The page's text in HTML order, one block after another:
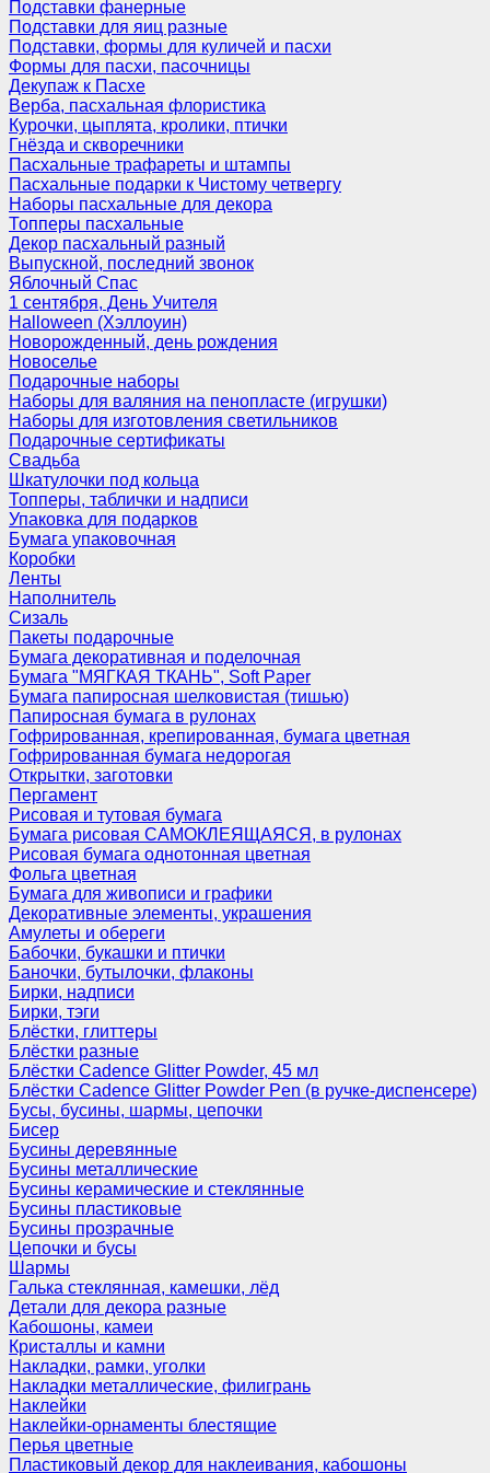
Подставки фанерные
Подставки для яиц разные
Подставки, формы для куличей и пасхи
Формы для пасхи, пасочницы
Декупаж к Пасхе
Верба, пасхальная флористика
Курочки, цыплята, кролики, птички
Гнёзда и скворечники
Пасхальные трафареты и штампы
Пасхальные подарки к Чистому четвергу
Наборы пасхальные для декора
Топперы пасхальные
Декор пасхальный разный
Выпускной, последний звонок
Яблочный Спас
1 сентября, День Учителя
Halloween (Хэллоуин)
Новорожденный, день рождения
Новоселье
Подарочные наборы
Наборы для валяния на пенопласте (игрушки)
Наборы для изготовления светильников
Подарочные сертификаты
Свадьба
Шкатулочки под кольца
Топперы, таблички и надписи
Упаковка для подарков
Бумага упаковочная
Коробки
Ленты
Наполнитель
Сизаль
Пакеты подарочные
Бумага декоративная и поделочная
Бумага "МЯГКАЯ ТКАНЬ", Soft Paper
Бумага папиросная шелковистая (тишью)
Папиросная бумага в рулонах
Гофрированная, крепированная, бумага цветная
Гофрированная бумага недорогая
Открытки, заготовки
Пергамент
Рисовая и тутовая бумага
Бумага рисовая САМОКЛЕЯЩАЯСЯ, в рулонах
Рисовая бумага однотонная цветная
Фольга цветная
Бумага для живописи и графики
Декоративные элементы, украшения
Амулеты и обереги
Бабочки, букашки и птички
Баночки, бутылочки, флаконы
Бирки, надписи
Бирки, тэги
Блёстки, глиттеры
Блёстки разные
Блёстки Cadence Glitter Powder, 45 мл
Блёстки Cadence Glitter Powder Pen (в ручке-диспенсере)
Бусы, бусины, шармы, цепочки
Бисер
Бусины деревянные
Бусины металлические
Бусины керамические и стеклянные
Бусины пластиковые
Бусины прозрачные
Цепочки и бусы
Шармы
Галька стеклянная, камешки, лёд
Детали для декора разные
Кабошоны, камеи
Кристаллы и камни
Накладки, рамки, уголки
Накладки металлические, филигрань
Наклейки
Наклейки-орнаменты блестящие
Перья цветные
Пластиковый декор для наклеивания, кабошоны